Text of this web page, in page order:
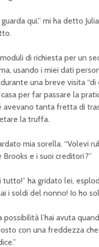
guarda qui,” mi ha detto
di richiesta per un
usando i miei dati
una breve visita
per far passare la
avevano tanta fretta di
la truffa.
mia sorella. “Volevi
Brooks e i suoi creditori?”
tutto!” ha gridato lei,
i soldi del nonno! Io ho
possibilità l’hai avuta
con una freddezza